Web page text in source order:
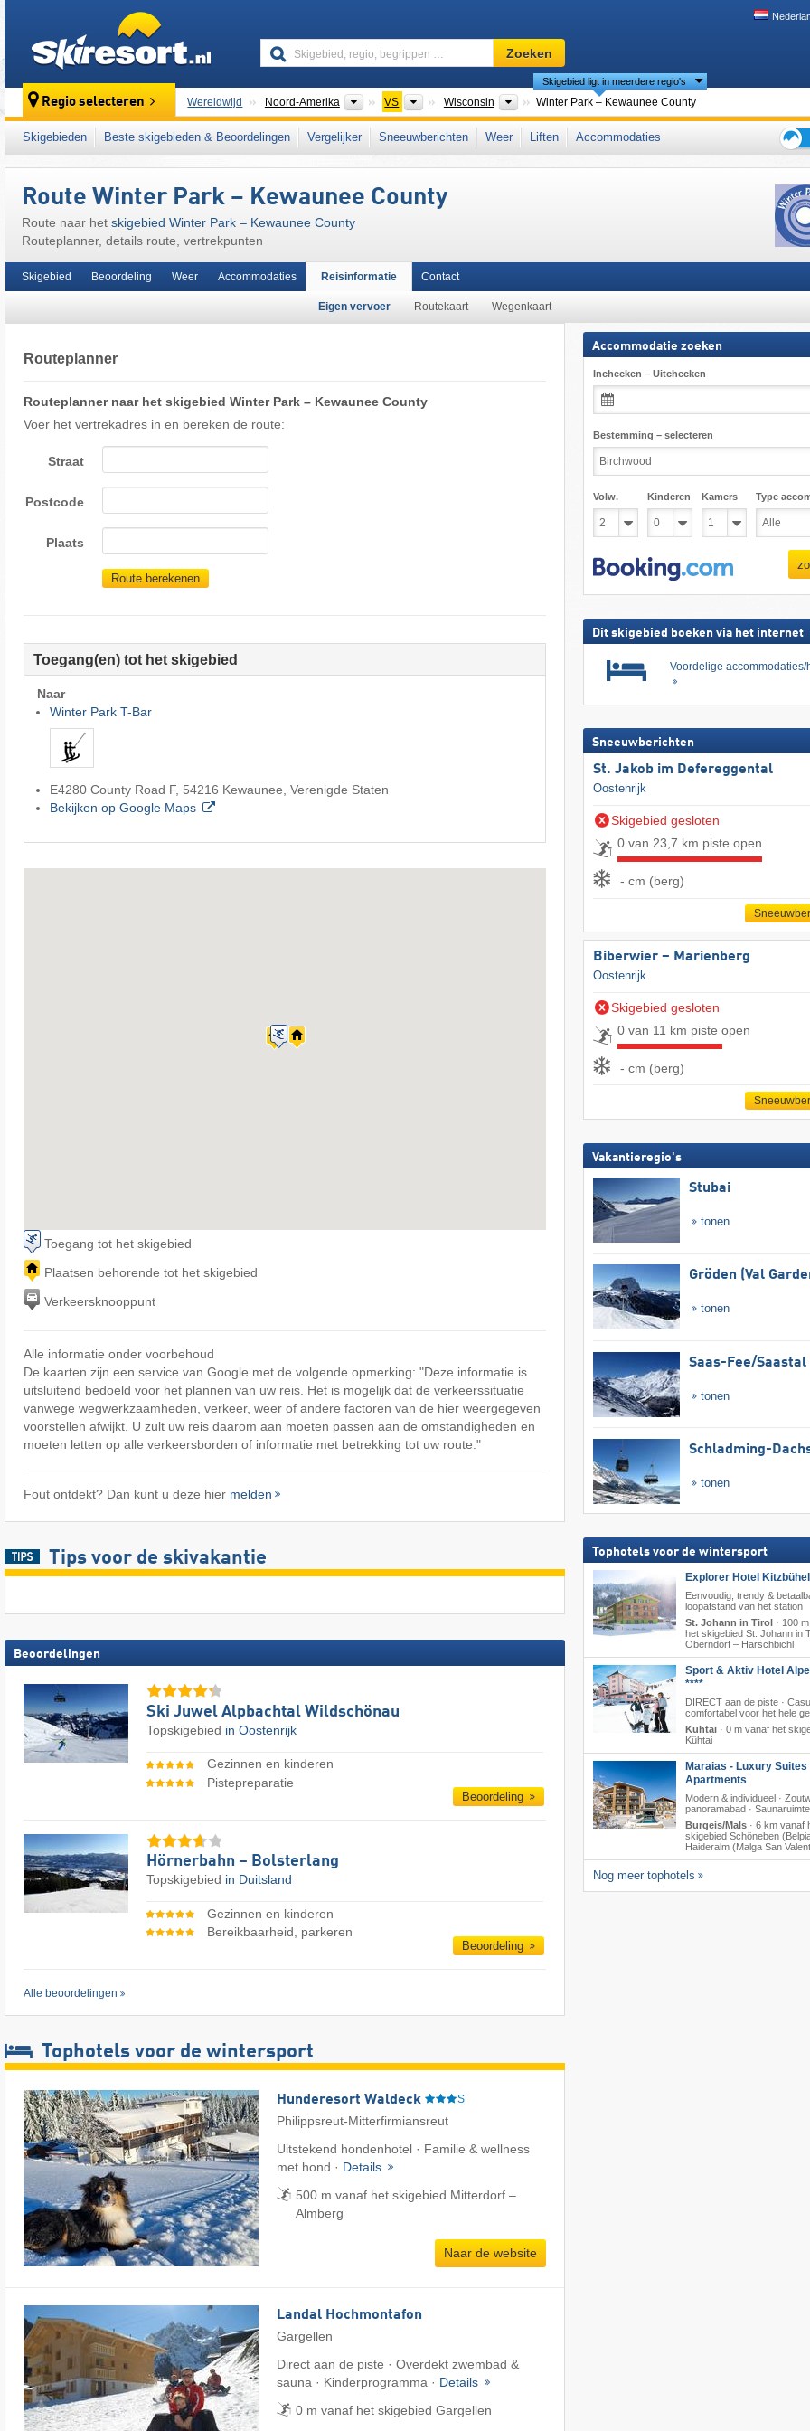
Skigebied,
regio,
begrippen
…
Zoeken
Regio selecteren Wereldwijd Noord-Amerika Continenten
VS LandenWisconsin Deelstaten
Skigebied ligt in meerdere regio's
Winter Park – Kewaunee County
Dit skigebied ligt ook in: Midwest
Skigebieden Beste skigebieden & Beoordelingen Vergelijker Sneeuwberichten Weer Liften
Accommodaties
de
Route Winter Park – Kewaunee County
Route naar het skigebied Winter Park – Kewaunee County
Routeplanner, details route, vertrekpunten
Skigebied Beoordeling Weer Accommodaties Reisinformatie
Eigen vervoer Routekaart Wegenkaart
Contact
Routeplanner
Routeplanner naar het skigebied Winter Park – Kewaunee County
Voer het vertrekadres in en bereken de route:
Straat
Postcode
Plaats
Route berekenen
Toegang(en) tot het skigebied
Naar
Winter Park T-Bar
E4280 County Road F, 54216 Kewaunee, Verenigde Staten
Bekijken op Google Maps
Toegang tot het skigebied
Plaatsen behorende tot het skigebied
Verkeersknooppunt
Alle informatie onder voorbehoud
De kaarten zijn een service van Google met de volgende opmerking: "Deze informatie is
uitsluitend bedoeld voor het plannen van uw reis. Het is mogelijk dat de verkeerssituatie
vanwege wegwerkzaamheden, verkeer, weer of andere factoren van de hier weergegeven
voorstellen afwijkt. U zult uw reis daarom aan moeten passen aan de omstandigheden en
moeten letten op alle verkeersborden of informatie met betrekking tot uw route."
Fout ontdekt? Dan kunt u deze hier melden
Tips voor de skivakantie
Beoordelingen
Ski Juwel Alpbachtal Wildschönau
Topskigebied in Oostenrijk
Gezinnen en kinderen
Pistepreparatie
Beoordeling
Hörnerbahn – Bolsterlang
Topskigebied in Duitsland
Gezinnen en kinderen
Bereikbaarheid, parkeren
Beoordeling
Alle beoordelingen
Tophotels voor de wintersport
Hunderesort Waldeck S
Philippsreut-Mitterfirmiansreut
Uitstekend hondenhotel · Familie & wellness
met hond · Details
500 m vanaf het skigebied Mitterdorf –
Almberg
Naar de website
Landal Hochmontafon
Gargellen
Direct aan de piste · Overdekt zwembad &
sauna · Kinderprogramma · Details
0 m vanaf het skigebied Gargellen
Accommodatie zoeken
Inchecken – Uitchecken
Bestemming – selecteren
Volw. Kinderen Kamers Type
Dit skigebied boeken via het internet
Voordelige accommodaties/
Sneeuwberichten
St. Jakob im Defereggental
Oostenrijk
Skigebied gesloten
0 van 23,7 km piste open
- cm (berg)
Biberwier – Marienberg
Oostenrijk
Skigebied gesloten
0 van 11 km piste open
- cm (berg)
Vakantieregio's
Stubai
tonen
Gröden (Val
tonen
Saas-Fee/​Saastal
tonen
Schladming-
tonen
Tophotels voor de wintersport
Explorer Hotel Kitzbühel
Eenvoudig, trendy &
loopafstand van het station
St. Johann in Tirol· 100
het skigebied St. Johann in
Oberndorf – Harschbichl
Sport & Aktiv Hotel
****
DIRECT aan de piste ·
comfortabel voor het hele
Kühtai· 0 m vanaf het
Kühtai
Maraias - Luxury Suites
Apartments
Modern & individueel ·
panoramabad · Saunaruimte
Burgeis/Mals· 6 km vanaf
skigebied Schöneben
Haideralm (Malga San
Nog meer tophotels